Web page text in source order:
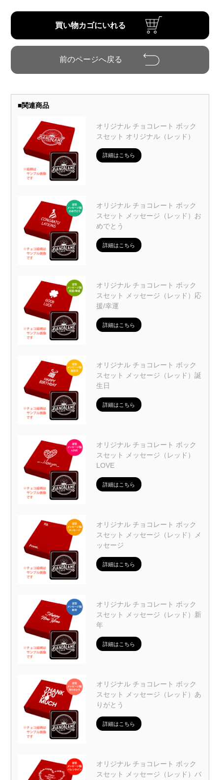
■関連商品
オリジナル チョコレート ボック
スセット オリジナル（レッド）
詳細はこちら
オリジナル チョコレート ボック
スセット メッセージ（レッド）お
めでとう
詳細はこちら
オリジナル チョコレート ボック
スセット メッセージ（レッド）応
援/幸運
詳細はこちら
オリジナル チョコレート ボック
スセット メッセージ（レッド）誕
生日
詳細はこちら
オリジナル チョコレート ボック
スセット メッセージ（レッド）
LOVE
詳細はこちら
オリジナル チョコレート ボック
スセット メッセージ（レッド）メ
ッセージ
詳細はこちら
オリジナル チョコレート ボック
スセット メッセージ（レッド）新
年
詳細はこちら
オリジナル チョコレート ボック
スセット メッセージ（レッド）あ
りがとう
詳細はこちら
オリジナル チョコレート ボック
スセット メッセージ（レッド）バ